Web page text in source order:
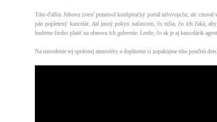
Túto ďalšiu Jóbovu zvesť priniesol konšpiračný portál infovoja.bz, ale citoval
pán popletený kancelár, dal jasný pokyn našincom, čo tušia, čo ich čaká,
budeme štedro platiť na obnovu ich gubernie. Lenže, čo ak je aj kancelárik
Na navodenie tej správnej atmosféry a doplnenie si zopakujme túto poučnú